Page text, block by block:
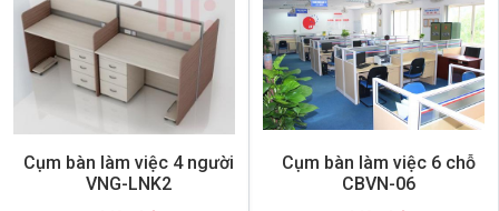
Cụm bàn làm việc 4 người
VNG-LNK2
Cụm bàn làm việc 6 chỗ
CBVN-06